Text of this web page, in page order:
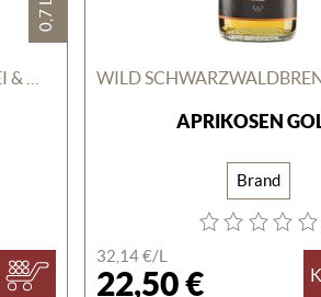
APRIKOSEN
Brand
32,14 €/L
22,50 €